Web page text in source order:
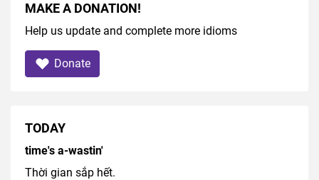
MAKE A DONATION!
Help us update and complete more idioms
Donate
TODAY
time's a-wastin'
Thời gian sắp hết.